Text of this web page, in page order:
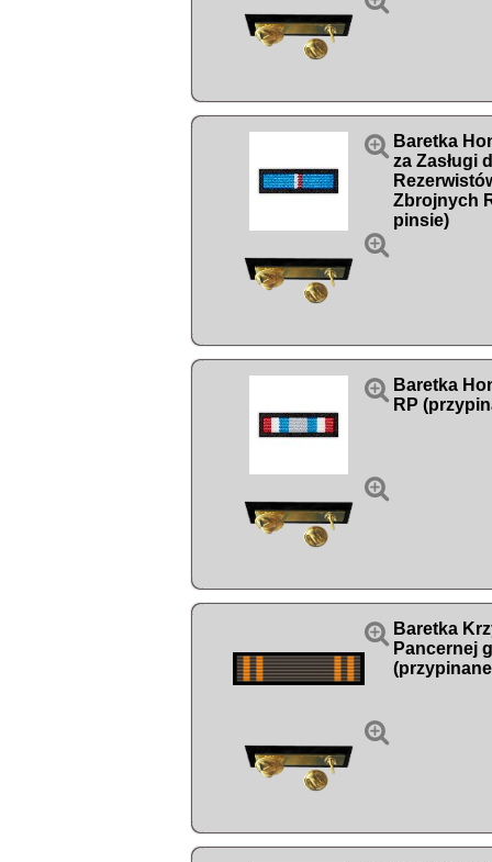


Baretka
za Zasługi
Zbrojnych
pinsie)


Baretka
RP


Baretka
Pancernej